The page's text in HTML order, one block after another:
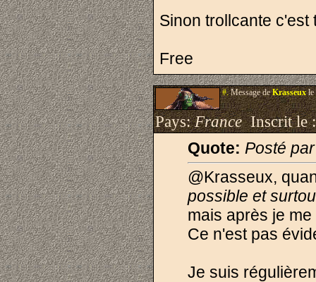
Sinon trollcante c'est
Free
#.Message deKrasseuxle
Pays:FranceInscrit le
Quote: Posté
@Krasseux,
possible et
mais après je
Ce n'est pas
Je suis